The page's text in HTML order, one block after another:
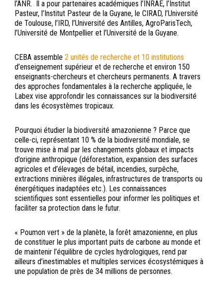
l’ANR. Il a pour partenaires académiques l’INRAE, l’Institut
Pasteur, l’Institut Pasteur de la Guyane, le CIRAD, l’Université
de Toulouse, l’IRD, l’Université des Antilles, AgroParisTech,
l’Université de Montpellier et l’Université de la Guyane.
CEBA assemble 2 unités de recherche et 10 institutions
d’enseignement supérieur et de recherche et environ 150
enseignants-chercheurs et chercheurs permanents. A travers
des approches fondamentales à la recherche appliquée, le
Labex vise approfondir les connaissances sur la biodiversité
dans les écosystèmes tropicaux.
Pourquoi étudier la biodiversité amazonienne ? Parce que
celle-ci, représentant 10 % de la biodiversité mondiale, se
trouve mise à mal par les changements globaux et impacts
d’origine anthropique (déforestation, expansion des surfaces
agricoles et d’élevages de bétail, incendies, surpêche,
extractions minières illégales, infrastructures de transports ou
énergétiques inadaptées etc.). Les connaissances
scientifiques sont essentielles pour informer les politiques et
faciliter sa protection dans le futur.
« Poumon vert » de la planète, la forêt amazonienne, en plus
de constituer le plus important puits de carbone au monde et
de maintenir l’équilibre de cycles hydrologiques, rend par
ailleurs d’inestimables et multiples services écosystémiques à
une population de près de 34 millions de personnes.